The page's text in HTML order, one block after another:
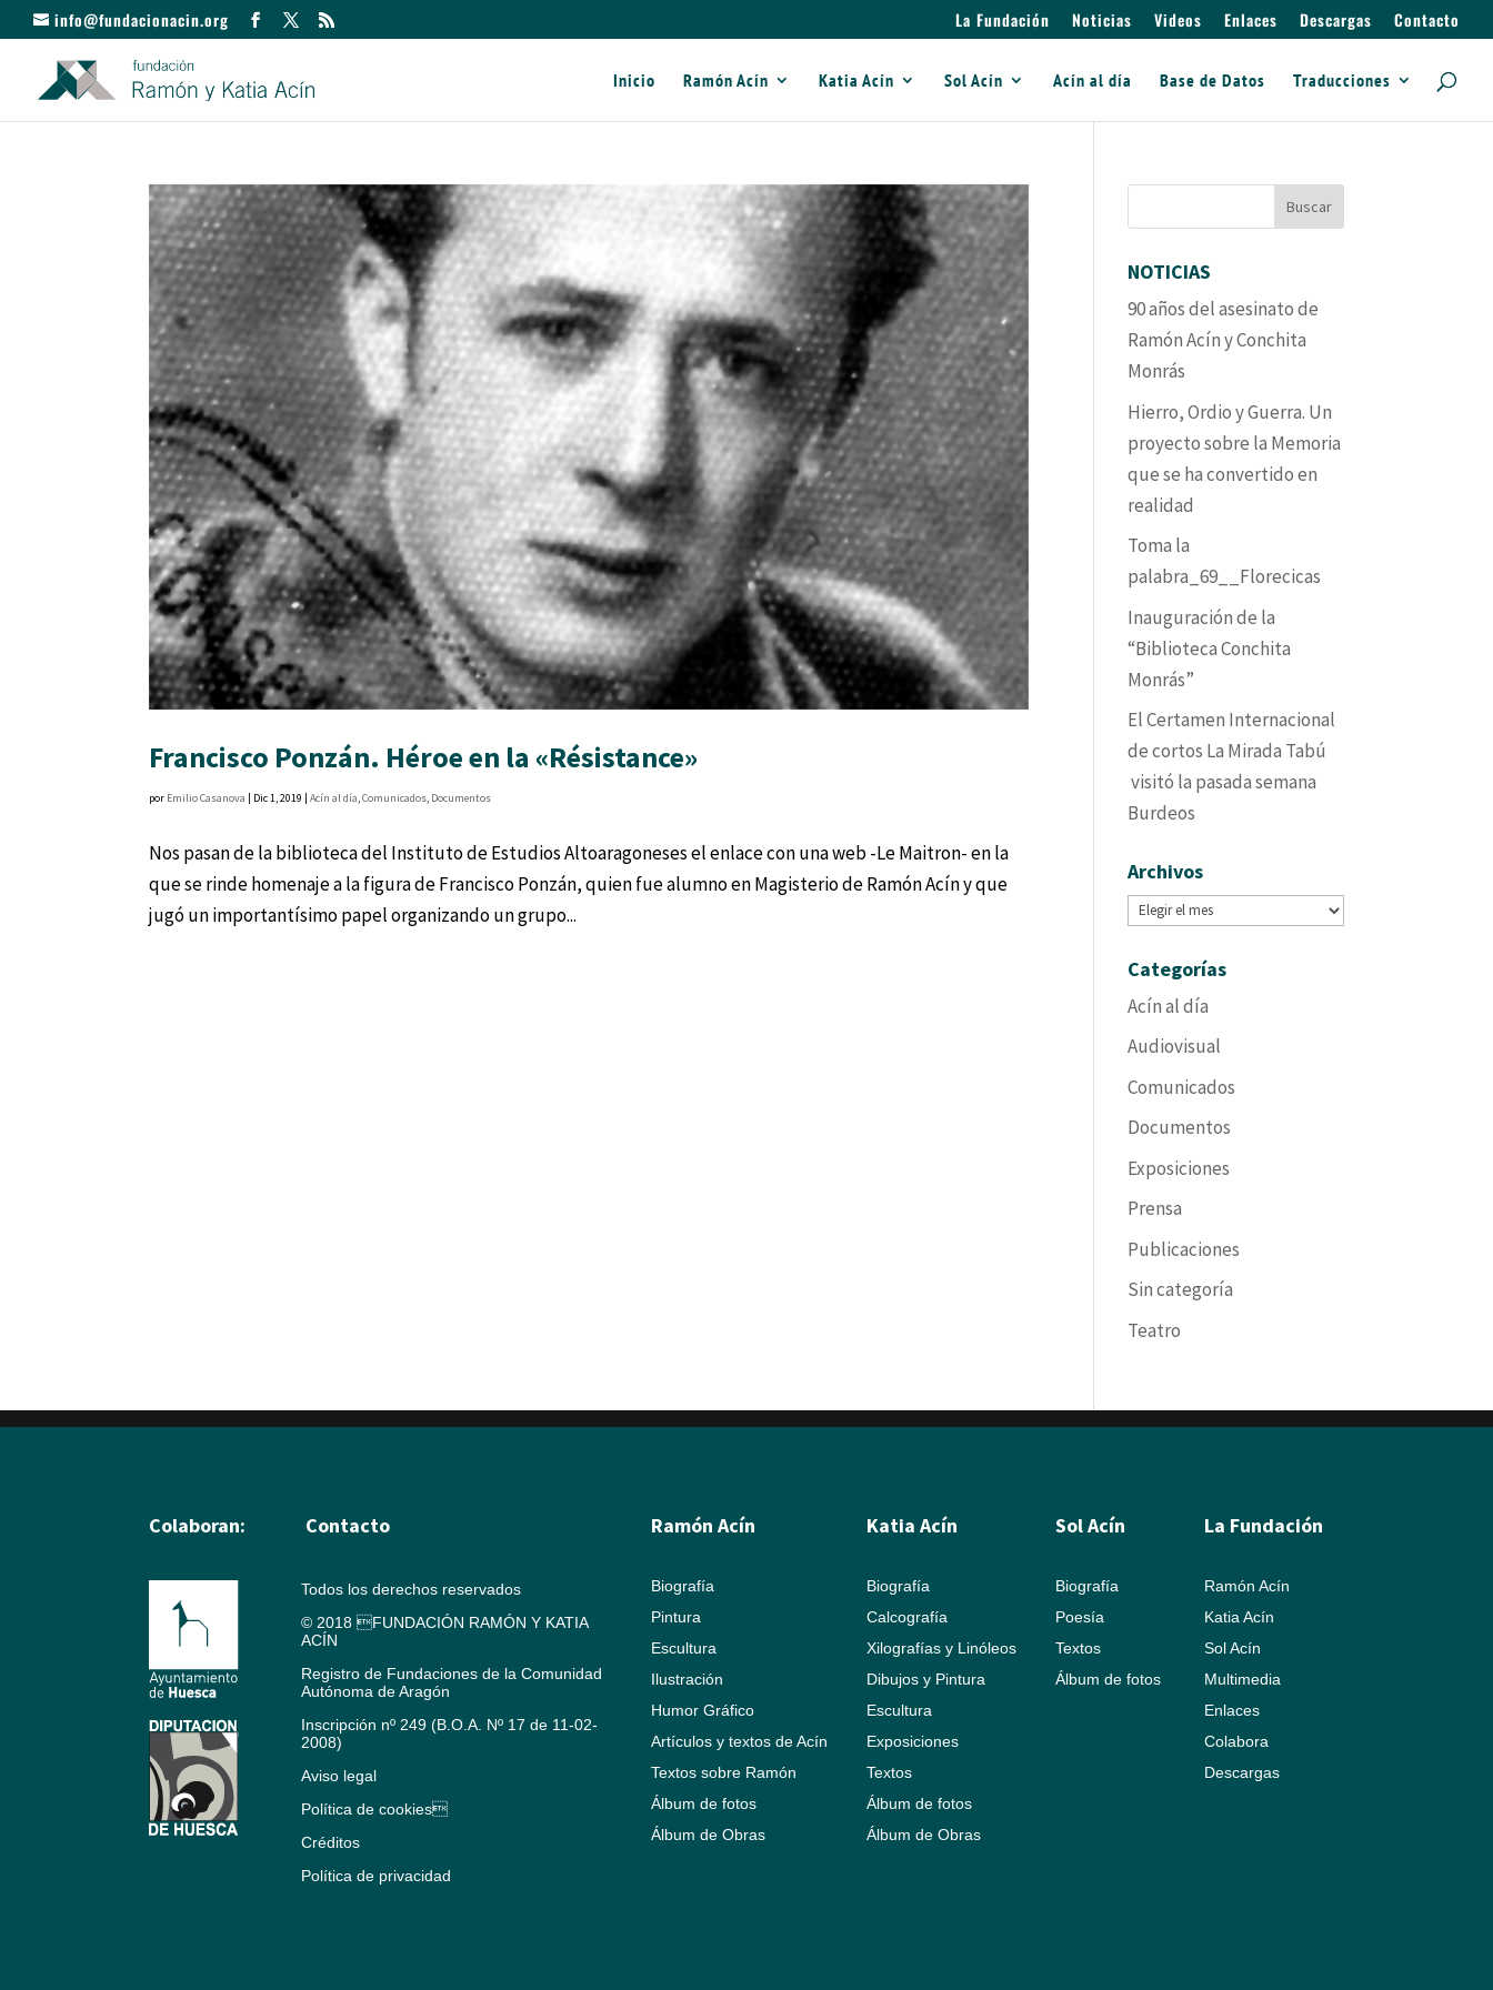
info@fundacionacin.org La Fundación Noticias Videos Enlaces Descargas Contacto
Inicio Ramón Acín Katia Acín Sol Acín Acín al día Base de Datos Traducciones
Francisco Ponzán. Héroe en la «Résistance»
por Emilio Casanova | Dic 1, 2019 |Acín al día ,Comunicados Documentos
Nos pasan de la biblioteca del Instituto de Estudios Altoaragoneses el enlace con una web -Le Maitron- en la
que se rinde homenaje a la figura de Francisco Ponzán, quien fue alumno en Magisterio de Ramón Acín y que
jugó un importantísimo papel organizando un grupo...
NOTICIAS
90 años del asesinato de
Ramón Acín y Conchita
Monrás
Hierro, Ordio y Guerra. Un
proyecto sobre la Memoria
que se ha convertido en
realidad
Toma la
palabra_69__Florecicas
Inauguración de la
“Biblioteca Conchita
Monrás”
El Certamen Internacional
de cortos La Mirada Tabú
visitó la pasada semana
Burdeos
Archivos
Archivos
Categorías
Acín al día
Audiovisual
Comunicados
Documentos
Exposiciones
Prensa
Publicaciones
Sin categoría
Teatro
Colaboran: Contacto
Todos los derechos reservados
© 2018 FUNDACIÓN RAMÓN Y KATIA
ACÍN
Registro de Fundaciones de la Comunidad
Autónoma de Aragón
Inscripción nº 249 (B.O.A. Nº 17 de 11-02-
2008)
Aviso legal
Política de cookies
Créditos
Política de privacidad
Ramón Acín
Biografía
Pintura
Escultura
Ilustración
Humor Gráfico
Artículos y textos de Acín
Textos sobre Ramón
Álbum de fotos
Álbum de Obras
Katia Acín
Biografía
Calcografía
Xilografías y Linóleos
Dibujos y Pintura
Escultura
Exposiciones
Textos
Álbum de fotos
Álbum de Obras
Sol Acín
Biografía
Poesía
Textos
Álbum de fotos
La Fundación
Ramón Acín
Katia Acín
Sol Acín
Multimedia
Enlaces
Colabora
Descargas